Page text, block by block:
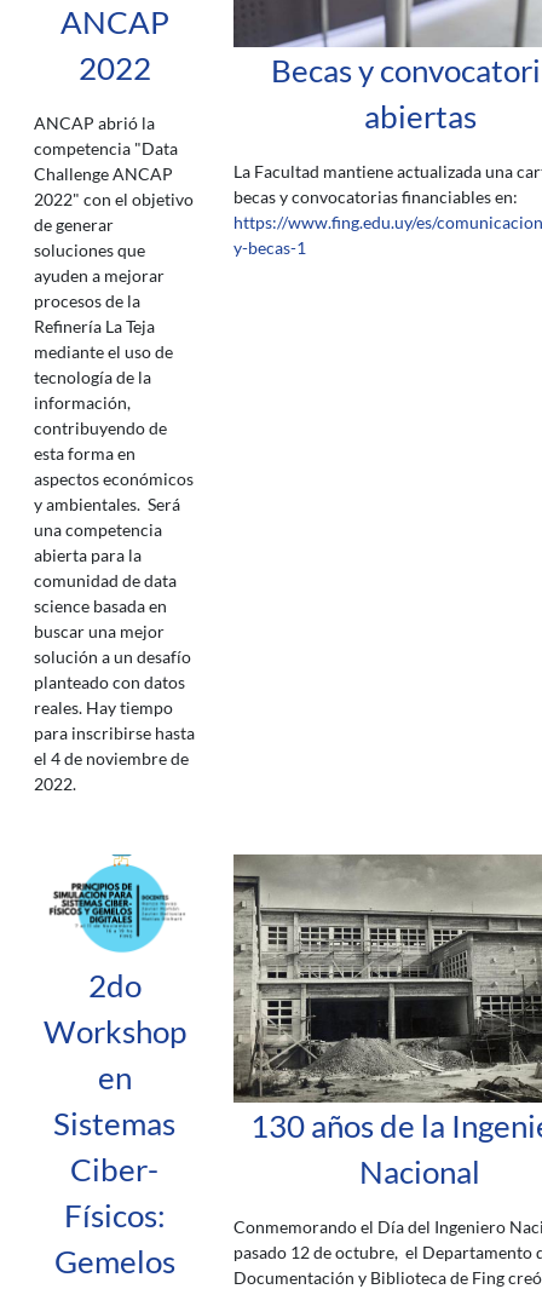
ANCAP
2022
ANCAP abrió la
competencia "Data
Challenge ANCAP
2022" con el objetivo
de generar
soluciones que
ayuden a mejorar
procesos de la
Refinería La Teja
mediante el uso de
tecnología de la
información,
contribuyendo de
esta forma en
aspectos económicos
y ambientales. Será
una competencia
abierta para la
comunidad de data
science basada en
buscar una mejor
solución a un desafío
planteado con datos
reales. Hay tiempo
para inscribirse hasta
el 4 de noviembre de
2022.
Becas y
abiertas
La Facultad mantiene actualizada una
becas y convocatorias financiables en:
https://www.fing.edu.uy/es/
y-becas-1
2do
Workshop
en
Sistemas
Ciber-
Físicos:
Gemelos
130 años de la
Nacional
Conmemorando el Día del Ingeniero
pasado 12 de octubre, el Departamento
Documentación y Biblioteca de Fing